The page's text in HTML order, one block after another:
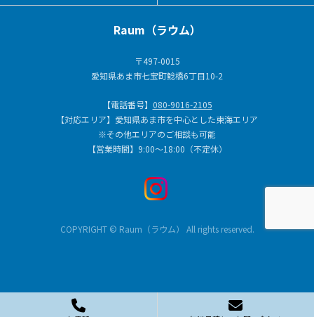
Raum（ラウム）
〒497-0015
愛知県あま市七宝町鯰橋6丁目10-2
【電話番号】 080-9016-2105
【対応エリア】愛知県あま市を中心とした東海エリア
※その他エリアのご相談も可能
【営業時間】9:00～18:00（不定休）
COPYRIGHT © Raum（ラウム） All rights reserved.